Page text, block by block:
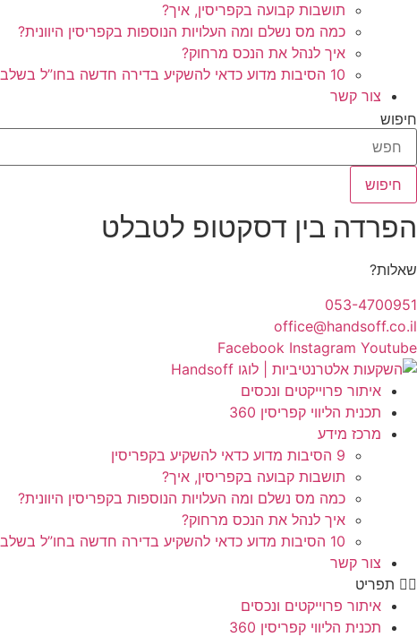
תושבות קבועה בקפריסין, איך?
כמה מס נשלם ומה העלויות הנוספות בקפריסין היוונית?
איך לנהל את הנכס מרחוק?
10 הסיבות מדוע כדאי להשקיע בדירה חדשה בחו”ל בשלב הפריסייל
צור קשר
חיפוש
חיפוש
הפרדה בין דסקטופ לטבלט
שאלות?
053-4700951
office@handsoff.co.il
Facebook Instagram Youtube
איתור פרוייקטים ונכסים
תכנית הליווי קפריסין 360
מרכז מידע
9 הסיבות מדוע כדאי להשקיע בקפריסין
תושבות קבועה בקפריסין, איך?
כמה מס נשלם ומה העלויות הנוספות בקפריסין היוונית?
איך לנהל את הנכס מרחוק?
10 הסיבות מדוע כדאי להשקיע בדירה חדשה בחו”ל בשלב הפריסייל
צור קשר
תפריט
איתור פרוייקטים ונכסים
תכנית הליווי קפריסין 360